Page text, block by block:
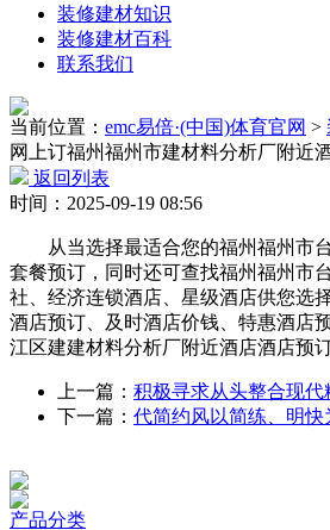
装修建材知识
装修建材百科
联系我们
当前位置： emc易倍·(中国)体育官网 >
网上订福州福州市建材料分析厂附近
返回列表
时间：2025-09-19 08:56
从当选择最适合您的福州福州市台
套餐预订，同时还可查找福州福州市
社、经济连锁酒店、星级酒店供您选
酒店预订、及时酒店价钱、特惠酒店
江区建建材料分析厂附近酒店酒店预订
上一篇： 积极寻求从头整合现代
下一篇： 代简约风以简练、明快
产品分类